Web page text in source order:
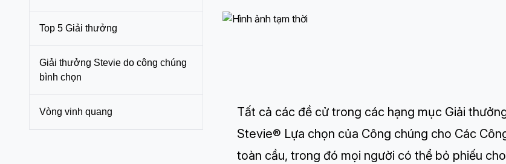
Top 5 Giải thưởng
Giải thưởng Stevie do công chúng
bình chọn
Vòng vinh quang
Tất cả các đề cử trong các hạng mục Giải
Stevie® Lựa chọn của Công chúng cho Các
toàn cầu, trong đó mọi người có thể bỏ phiếu